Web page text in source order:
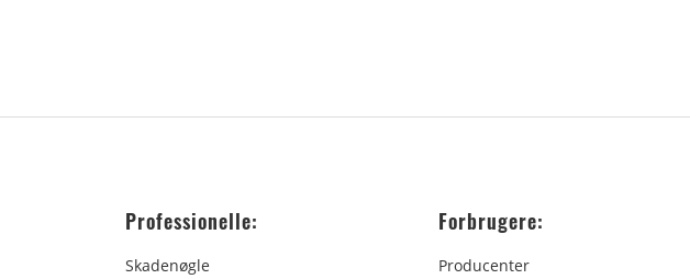
Professionelle:
Skadenøgle
Forbrugere:
Producenter